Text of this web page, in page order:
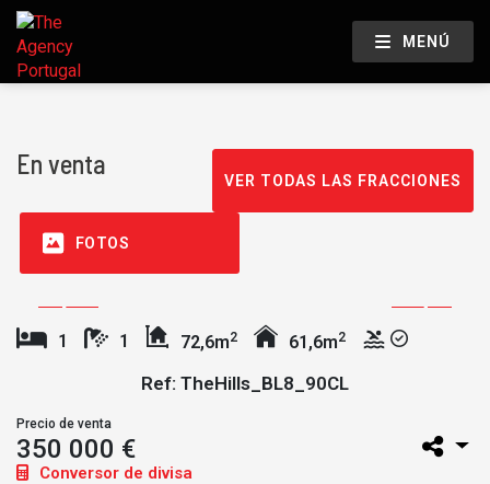
MENÚ
En venta
VER TODAS LAS FRACCIONES
FOTOS
1 1 72,6m2 61,6m2
Ref: TheHills_BL8_90CL
Precio de venta
350 000 €
Conversor de divisa